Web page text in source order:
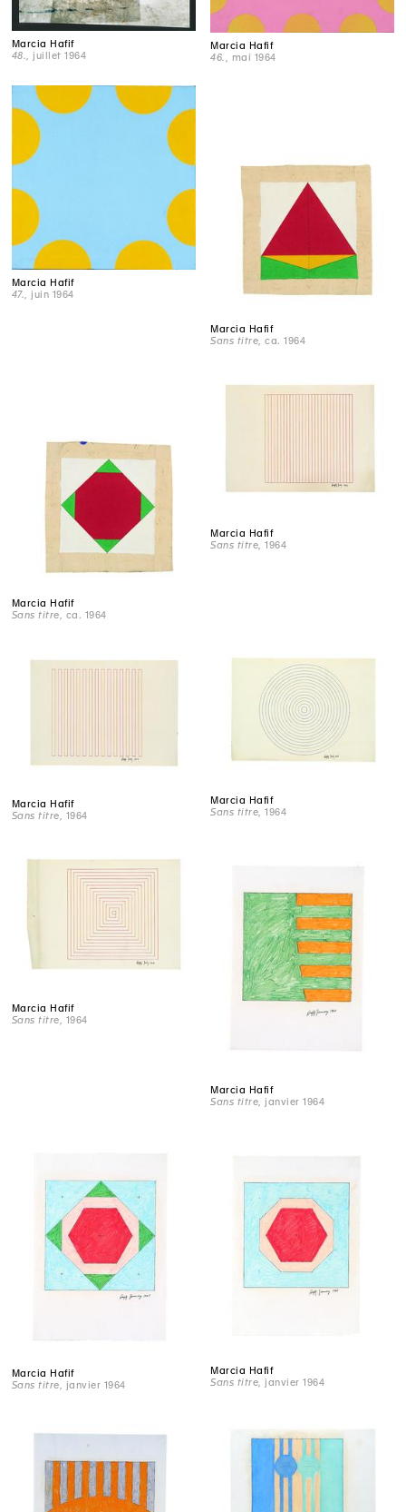
Marcia Hafif
48., juillet 1964
Marcia Hafif
46.
, mai 1964
Marcia Hafif
47.
, juin 1964
Marcia Hafif
Sans titre , ca. 1964
Marcia Hafif
Sans titre , ca. 1964
Marcia Hafif
Sans titre , 1964
Marcia Hafif
Sans titre, 1964
Marcia Hafif
Sans titre, 1964
Marcia Hafif
Sans titre , 1964
Marcia Hafif
Sans titre , janvier 1964
Marcia Hafif
Sans titre , janvier 1964
Marcia Hafif
Sans titre , janvier 1964